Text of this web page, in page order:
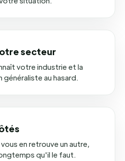
secteur
votre industrie et la
généraliste au hasard.
en retrouve un autre,
qu'il le faut.